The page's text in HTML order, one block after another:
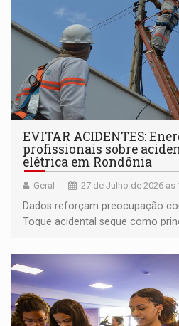
EVITAR ACIDENTES:
profissionais sobre
elétrica em Rondônia
Geral 27 de Julho de 2026 às
Dados reforçam preocupação
Toque acidental segue como